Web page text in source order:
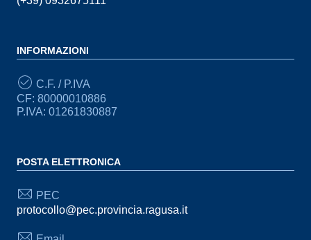
INFORMAZIONI
C.F. / P.IVA
CF: 80000010886
P.IVA: 01261830887
POSTA ELETTRONICA
PEC
protocollo@pec.provincia.ragusa.it